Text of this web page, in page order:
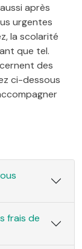
après
urgentes
la scolarité
que tel.
des
ci-dessous
frais de